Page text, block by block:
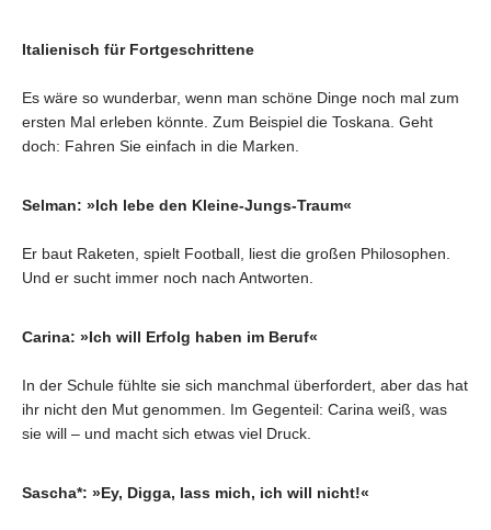
Italienisch für Fortgeschrittene
Es wäre so wunderbar, wenn man schöne Dinge noch mal zum
ersten Mal erleben könnte. Zum Beispiel die Toskana. Geht
doch: Fahren Sie einfach in die Marken.
Selman: »Ich lebe den Kleine-Jungs-Traum«
Er baut Raketen, spielt Football, liest die großen Philosophen.
Und er sucht immer noch nach Antworten.
Carina: »Ich will Erfolg haben im Beruf«
In der Schule fühlte sie sich manchmal überfordert, aber das hat
ihr nicht den Mut genommen. Im Gegenteil: Carina weiß, was
sie will – und macht sich etwas viel Druck.
Sascha*: »Ey, Digga, lass mich, ich will nicht!«